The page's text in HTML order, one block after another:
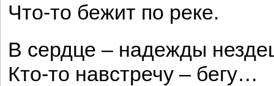
Что-то бежит по реке.
В сердце – надежды
Кто-то навстречу – бегу…